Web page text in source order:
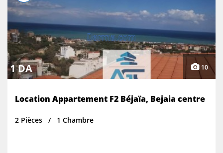
1 DA 10
Location Appartement F2 Béjaïa, Bejaia centre
2 Pièces 1 Chambre